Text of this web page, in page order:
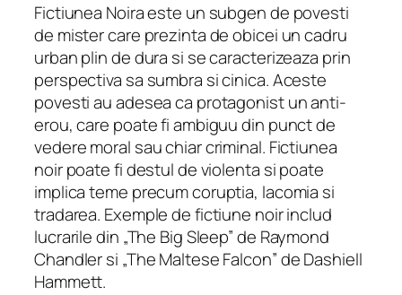
Fictiunea Noira este un subgen de povesti
de mister care prezinta de obicei un cadru
urban plin de dura si se caracterizeaza prin
perspectiva sa sumbra si cinica. Aceste
povesti au adesea ca protagonist un anti-
erou, care poate fi ambiguu din punct de
vedere moral sau chiar criminal. Fictiunea
noir poate fi destul de violenta si poate
implica teme precum coruptia, lacomia si
tradarea. Exemple de fictiune noir includ
lucrarile din „The Big Sleep” de Raymond
Chandler si „The Maltese Falcon” de Dashiell
Hammett.